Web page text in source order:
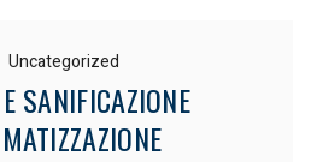
Uncategorized
SANIFICAZIONE